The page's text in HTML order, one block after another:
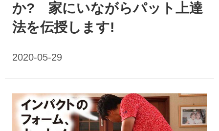
か? 家にいながらパット上達
法を伝授します!